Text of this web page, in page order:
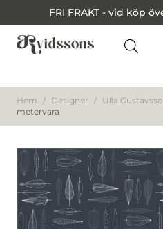
FRI FRAKT - vid köp
Hem / Designer / Ulla
metervara